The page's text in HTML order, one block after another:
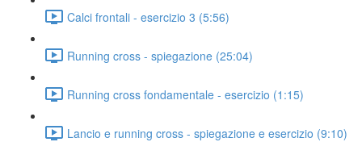
Calci frontali - esercizio 3 (5:56)
Running cross - spiegazione (25:04)
Running cross fondamentale - esercizio (1:15)
Lancio e running cross - spiegazione e esercizio (9:10)